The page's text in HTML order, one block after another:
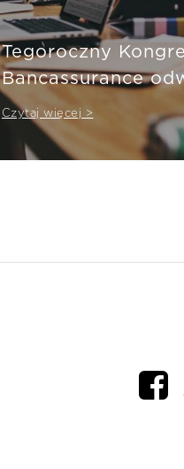
Tegoroczny
Bancassurance
Czytaj więcej >